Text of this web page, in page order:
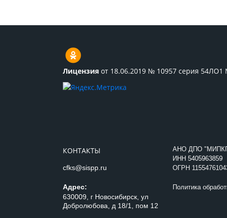
Лицензия от 18.06.2019 № 10957 серия
КОНТАКТЫ
cfks@sispp.ru
Адрес:
630009, г Новосибирск, ул
Добролюбова, д 18/1, пом 12
АНО ДПО
ИНН 5405963859
ОГРН
Политика